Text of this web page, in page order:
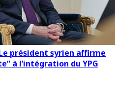
président syrien affirme
à l’intégration du YPG